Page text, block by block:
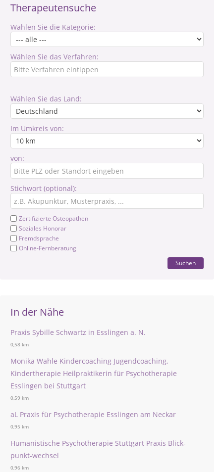
Therapeutensuche
Wählen Sie die Kategorie:
Wählen Sie das Verfahren:
Wählen Sie das Land:
Im Umkreis von:
von:
Stichwort (optional):
Zertifizierte Osteopathen
Soziales Honorar
Fremdsprache
Online-Fernberatung
Suchen
In der Nähe
Praxis Sybille Schwartz in Esslingen a. N.
0,58 km
Monika Wahle Kindercoaching Jugendcoaching,
Kindertherapie Heilpraktikerin für Psychotherapie
Esslingen bei Stuttgart
0,59 km
aL Praxis für Psychotherapie Esslingen am Neckar
0,95 km
Humanistische Psychotherapie Stuttgart Praxis Blick-
punkt-wechsel
0,96 km